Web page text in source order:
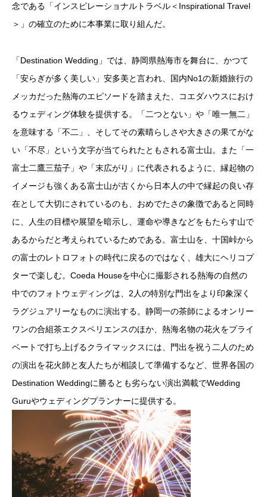
念である「インスピレーショナルトラベル＜Inspirational Travel
＞」の確立のために本事業に取り組んだ。
「Destination Wedding」では、静岡県熱海市を舞台に、かつて
「安らぎが多く美しい」安多美と言われ、国内No1の新婚旅行の
メッカだった熱海のエピソードを踏まえた、コエダハウスにおけ
るウェディング体験を提供する。「二つとない」や「唯一無二」
を意味する「不二」、そしてその素晴らしさや大きさの果てがな
い「不尽」という文字が当てられたともされる富士山。また「一
富士二鷹三茄子」や「末広がり」に代表されるように、縁起物の
イメージも強くある富士山が古くから日本人の中で縁起の良い存
在として大切にされているのも、おめでたさの象徴であると同時
に、人生の目標や展望を暗示し、運命や導きなどをもたらす山で
あるからだと考えられているためである。富士山を、十国峠から
の富士のレトロフォトの時代に戻るのではなく、雄大にヘリコプ
ターで楽しむ。Coeda Houseを中心に撮影される熱海の自然の
中でのフォトウェディングは、2人の特別な門出をより印象深く
ラグジュアリーなものに演出する。静岡一の茶師によるオンリー
ワンの合組茶エクスペリエンスのほか、熱海名物の花火をプライ
ベートで打ち上げるクライマックスには、門出を祝う二人のため
の演出を花火師と友人たちが相談して準備するなど、世界各国の
Destination Weddingに勝るとも劣らない演出満載でWedding
Guruやウェディングプランナーに提供する。